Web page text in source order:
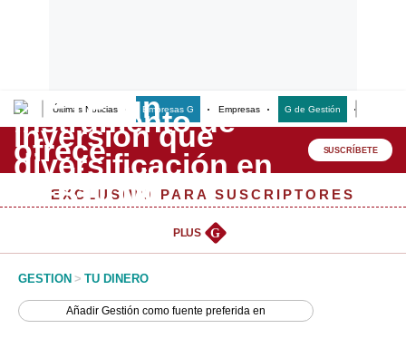
Últimas Noticias Empresas G Empresas G de Gestión
Lo último
Peru Quiosco
Management & Empleo
SUSCRÍBETE
EXCLUSIVO PARA SUSCRIPTORES
PLUS G
GESTION > TU DINERO
AñadirGestión como fuente preferida en